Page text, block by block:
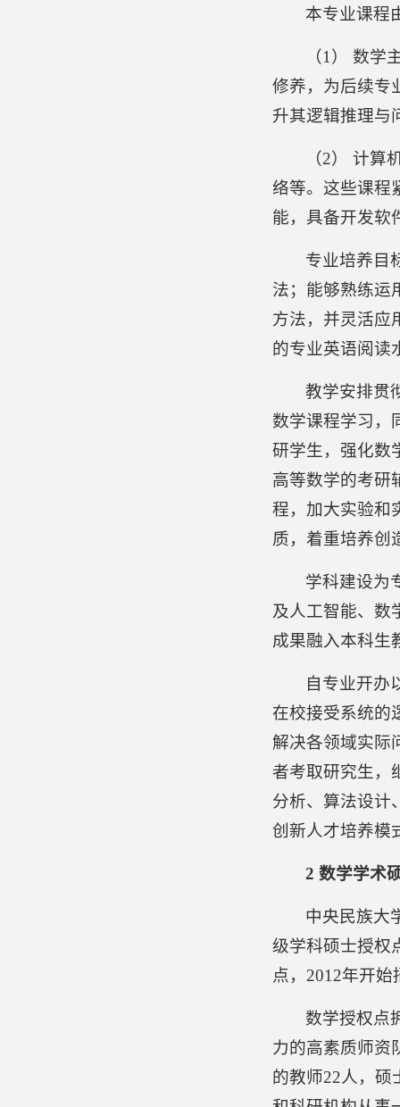
本专业课程
（1） 数
修养，为后续专
升其逻辑推理与
（2） 计
络等。这些课程
能，具备开发软
专业培养目
法；能够熟练运
方法，并灵活应
的专业英语阅读
教学安排贯
数学课程学习，
研学生，强化数
高等数学的考研
程，加大实验和
质，着重培养创
学科建设为
及人工智能、数
成果融入本科生
自专业开办
在校接受系统的
解决各领域实际
者考取研究生，
分析、算法设计
创新人才培养模
2 数学学术
中央民族大
级学科硕士授权
点，2012年开始
数学授权点
力的高素质师资
的教师22人，硕